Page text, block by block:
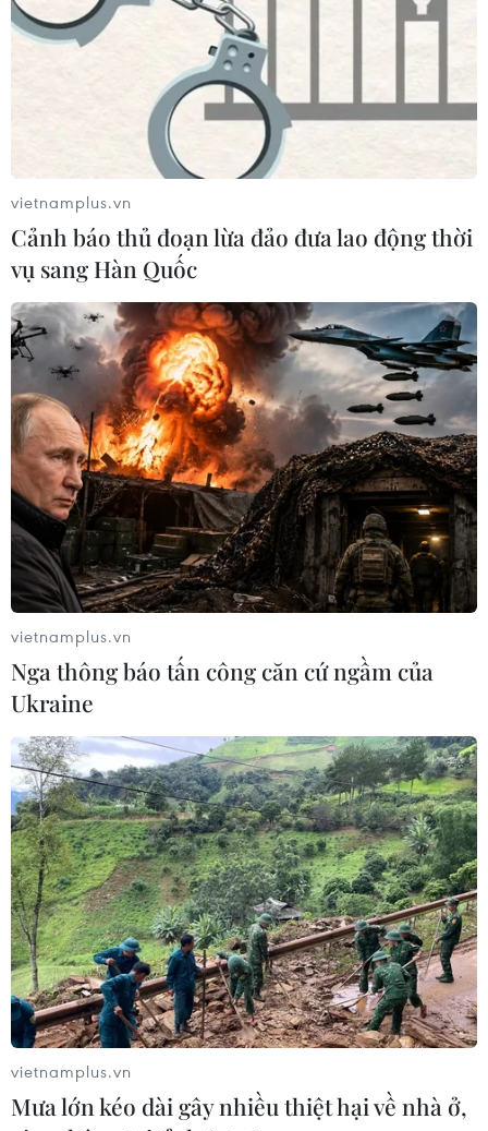
vietnamplus.vn
Cảnh báo thủ đoạn lừa đảo đưa lao động thời
vụ sang Hàn Quốc
vietnamplus.vn
Nga thông báo tấn công căn cứ ngầm của
Ukraine
vietnamplus.vn
Mưa lớn kéo dài gây nhiều thiệt hại về nhà ở,